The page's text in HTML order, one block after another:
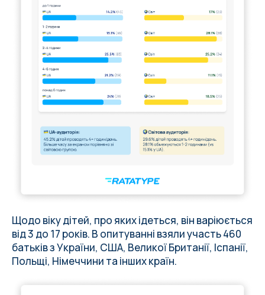
Щодо віку дітей, про яких ідеться, він варіюється
від 3 до 17 років. В опитуванні взяли участь 460
батьків з України, США, Великої Британії, Іспанії,
Польщі, Німеччини та інших країн.